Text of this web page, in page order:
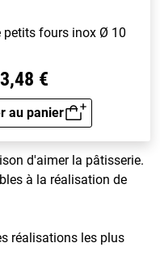
petits fours inox Ø 10
3,48 €
au panier
Aperçu rapide
d'aimer la pâtisserie.
à la réalisation de
réalisations les plus